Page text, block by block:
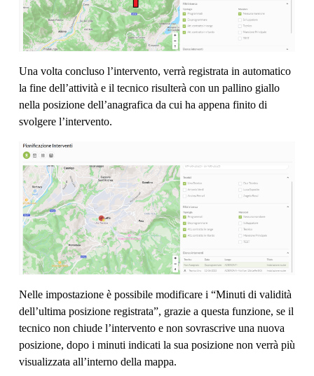
Una volta concluso l’intervento, verrà registrata in automatico
la fine dell’attività e il tecnico risulterà con un pallino giallo
nella posizione dell’anagrafica da cui ha appena finito di
svolgere l’intervento.
Nelle impostazione è possibile modificare i “Minuti di validità
dell’ultima posizione registrata”, grazie a questa funzione, se il
tecnico non chiude l’intervento e non sovrascrive una nuova
posizione, dopo i minuti indicati la sua posizione non verrà più
visualizzata all’interno della mappa.